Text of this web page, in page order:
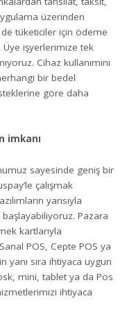
üzerinden
tüketiciler için ödeme
Üye işyerlerimize tek
Cihaz kullanımını
bir bedel
göre daha
imkanı
sayesinde geniş bir
çalışmak
yarısıyla
Pazara
kartlarıyla
POS, Cepte POS ya
yanı sıra ihtiyaca uygun
mini, tablet ya da Pos
ihtiyaca